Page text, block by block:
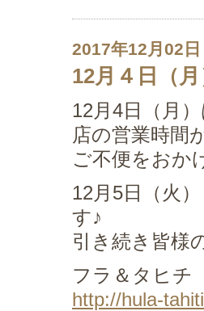
2017年12月02日
12月４日（
12月4日（月
店の営業時間
ご不便をおか
12月5日（火
す♪
引き続き皆様
フラ＆タヒチ
http://hula-